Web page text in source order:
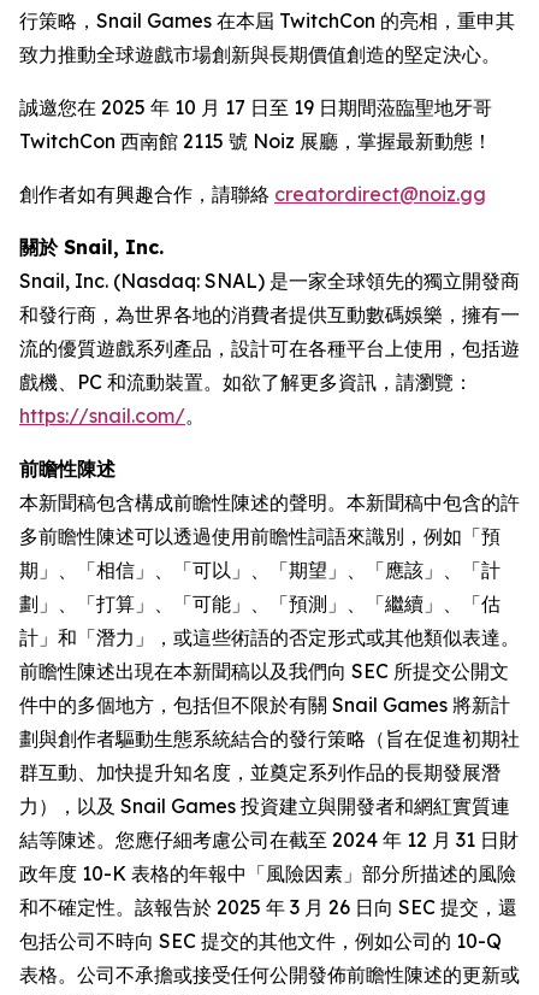
行策略，Snail Games 在本屆 TwitchCon 的亮相，重申其
致力推動全球遊戲市場創新與長期價值創造的堅定決心。
誠邀您在 2025 年 10 月 17 日至 19 日期間蒞臨聖地牙哥
TwitchCon 西南館 2115 號 Noiz 展廳，掌握最新動態！
創作者如有興趣合作，請聯絡 creatordirect@noiz.gg
關於 Snail, Inc.
Snail, Inc. (Nasdaq: SNAL) 是一家全球領先的獨立開發商
和發行商，為世界各地的消費者提供互動數碼娛樂，擁有一
流的優質遊戲系列產品，設計可在各種平台上使用，包括遊
戲機、PC 和流動裝置。如欲了解更多資訊，請瀏覽：
https://snail.com/。
前瞻性陳述
本新聞稿包含構成前瞻性陳述的聲明。本新聞稿中包含的許
多前瞻性陳述可以透過使用前瞻性詞語來識別，例如「預
期」、「相信」、「可以」、「期望」、「應該」、「計
劃」、「打算」、「可能」、「預測」、「繼續」、「估
計」和「潛力」，或這些術語的否定形式或其他類似表達。
前瞻性陳述出現在本新聞稿以及我們向 SEC 所提交公開文
件中的多個地方，包括但不限於有關 Snail Games 將新計
劃與創作者驅動生態系統結合的發行策略（旨在促進初期社
群互動、加快提升知名度，並奠定系列作品的長期發展潛
力），以及 Snail Games 投資建立與開發者和網紅實質連
結等陳述。您應仔細考慮公司在截至 2024 年 12 月 31 日財
政年度 10-K 表格的年報中「風險因素」部分所描述的風險
和不確定性。該報告於 2025 年 3 月 26 日向 SEC 提交，還
包括公司不時向 SEC 提交的其他文件，例如公司的 10-Q
表格。公司不承擔或接受任何公開發佈前瞻性陳述的更新或